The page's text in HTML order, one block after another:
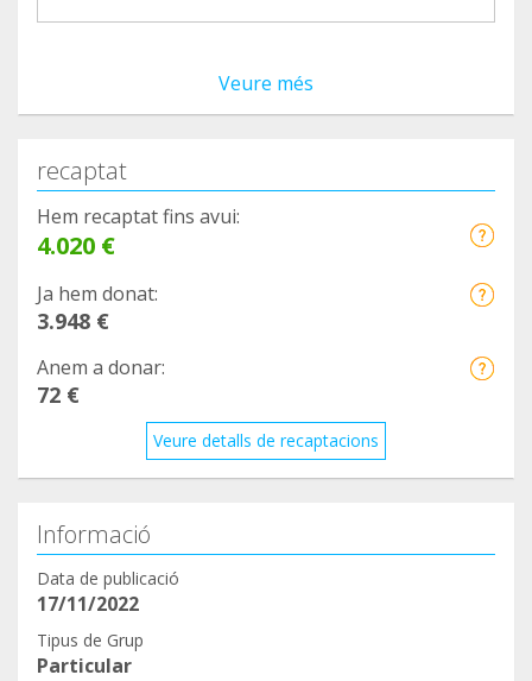
Veure més
recaptat
Hem recaptat fins avui:
4.020 €
Ja hem donat:
3.948 €
Anem a donar:
72 €
Veure detalls de recaptacions
Informació
Data de publicació
17/11/2022
Tipus de Grup
Particular